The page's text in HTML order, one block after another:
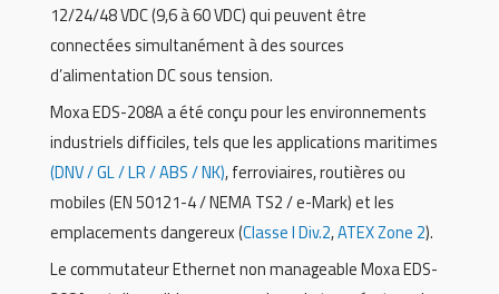
12/24/48 VDC (9,6 à 60 VDC) qui peuvent être
connectées simultanément à des sources
d’alimentation DC sous tension.
Moxa EDS-208A a été conçu pour les environnements
industriels difficiles, tels que les applications maritimes
(DNV / GL / LR / ABS / NK), ferroviaires, routières ou
mobiles (EN 50121-4 / NEMA TS2 / e-Mark) et les
emplacements dangereux (Classe I Div.2,ATEX Zone 2).
Le commutateur Ethernet non manageable Moxa EDS-